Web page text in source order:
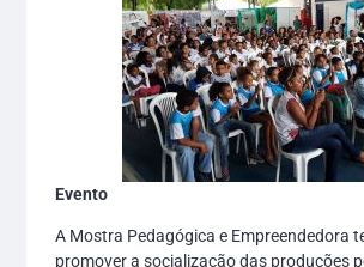
Evento
A Mostra Pedagógica e Empreendedora
promover a socialização das produções